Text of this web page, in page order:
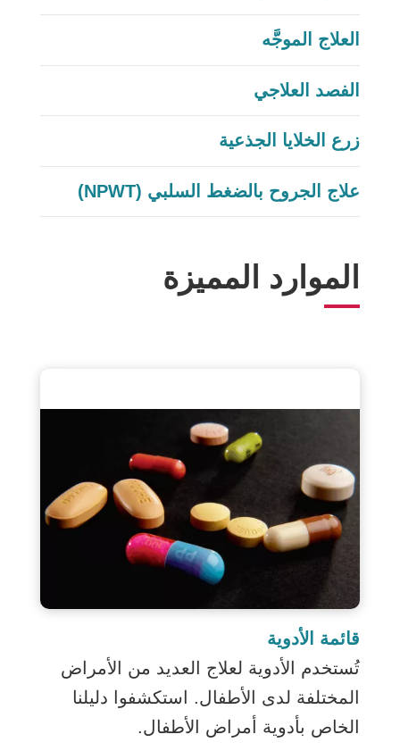
العلاج الموجَّه
الفصد العلاجي
زرع الخلايا الجذعية
علاج الجروح بالضغط السلبي (NPWT)
الموارد المميزة
قائمة الأدوية
تُستخدم الأدوية لعلاج العديد من الأمراض
المختلفة لدى الأطفال. استكشفوا دليلنا
الخاص بأدوية أمراض الأطفال.